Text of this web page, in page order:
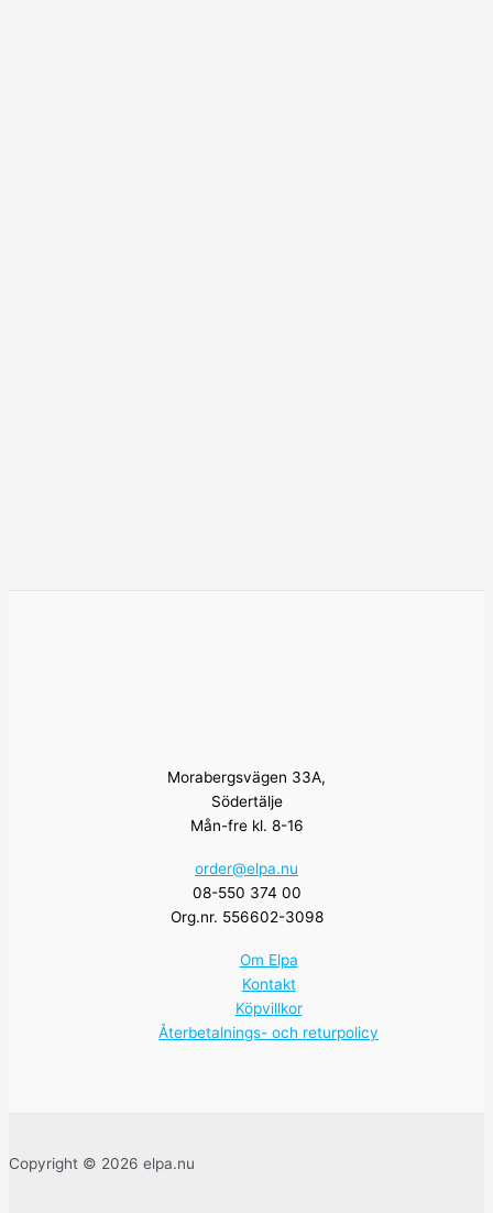
Morabergsvägen 33A,
Södertälje
Mån-fre kl. 8-16
order@elpa.nu
08-550 374 00
Org.nr. 556602-3098
Om Elpa
Kontakt
Köpvillkor
Återbetalnings- och returpolicy
Copyright © 2026 elpa.nu